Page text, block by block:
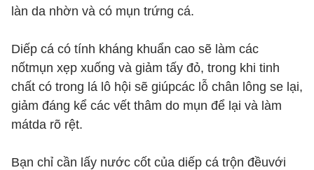
làn da nhờn và có mụn trứng cá.
Diếp cá có tính kháng khuẩn cao sẽ làm các
nốtmụn xẹp xuống và giảm tấy đỏ, trong khi tinh
chất có trong lá lô hội sẽ giúpcác lỗ chân lông se lại,
giảm đáng kể các vết thâm do mụn để lại và làm
mátda rõ rệt.
Bạn chỉ cần lấy nước cốt của diếp cá trộn đềuvới